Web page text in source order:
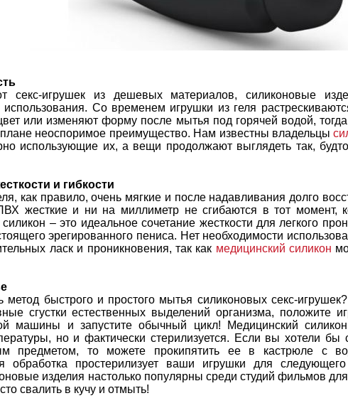
секс-игрушек из дешевых материалов, силиконовые
использования. Со временем игрушки из геля
или изменяют форму после мытья под горячей водой,
неоспоримое преимущество. Нам известны владельцы
использующие их, а вещи продолжают выглядеть так,
и гибкости
как правило, очень мягкие и после надавливания долго
жесткие и ни на миллиметр не сгибаются в тот момент,
– это идеальное сочетание жесткости для легкого
эрегированного пениса. Нет необходимости
ласк и проникновения, так как медицинский силикон
метод быстрого и простого мытья силиконовых секс-
сгустки естественных выделений организма, положите
машины и запустите обычный цикл! Медицинский
но и фактически стерилизуется. Если вы хотели бы
предметом, то можете прокипятить ее в кастрюле с
обработка простерилизует ваши игрушки для
изделия настолько популярны среди студий фильмов
свалить в кучу и отмыть!